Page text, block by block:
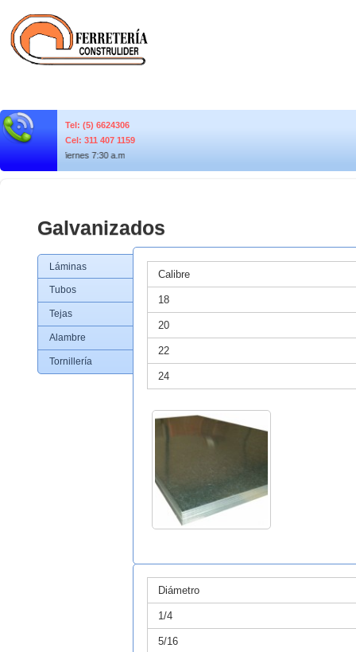
Tel: (5) 6624306
Cel: 311 407 1159
Lunes a Viernes 7:30 a.m. a 6:00 p.m. Sábados 7:30 a.m. a 4:00 p.m.
Galvanizados
Láminas
Tubos
Tejas
Alambre
Tornillería
Calibre
18
20
22
24
Diámetro
1/4
5/16